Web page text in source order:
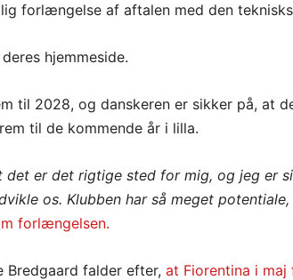
forlængelse af aftalen med den
hjemmeside.
til 2028, og danskeren er sikker på, at
til de kommende år i lilla.
er det rigtige sted for mig, og jeg er
os. Klubben har så meget
forlængelsen.
Bredgaard falder efter, at Fiorentina i